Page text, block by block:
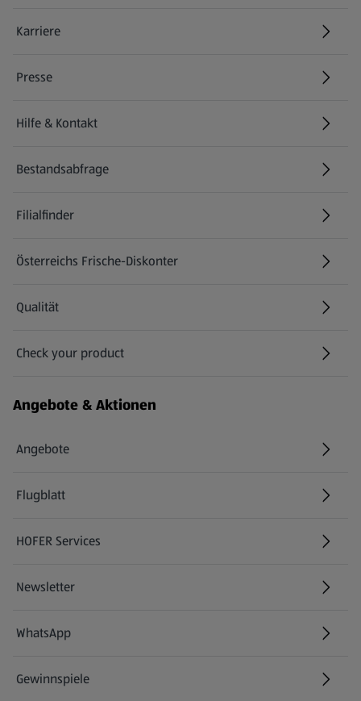
Karriere
(öffnet in einem neuen Tab)
Presse
Hilfe & Kontakt
(öffnet in einem neuen Tab)
Bestandsabfrage
(öffnet in einem neuen Tab)
Filialfinder
Österreichs Frische-Diskonter
Qualität
Check your product
(öffnet in einem neuen Tab)
Angebote & Aktionen
Angebote
Flugblatt
HOFER Services
Newsletter
WhatsApp
Gewinnspiele